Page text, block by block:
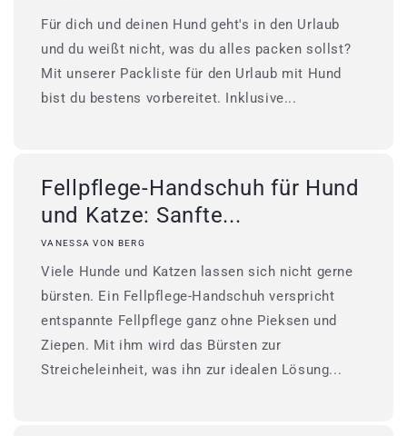
Für dich und deinen Hund geht's in den Urlaub
und du weißt nicht, was du alles packen sollst?
Mit unserer Packliste für den Urlaub mit Hund
bist du bestens vorbereitet. Inklusive...
Fellpflege-Handschuh für Hund
und Katze: Sanfte...
VANESSA VON BERG
Viele Hunde und Katzen lassen sich nicht gerne
bürsten. Ein Fellpflege-Handschuh verspricht
entspannte Fellpflege ganz ohne Pieksen und
Ziepen. Mit ihm wird das Bürsten zur
Streicheleinheit, was ihn zur idealen Lösung...